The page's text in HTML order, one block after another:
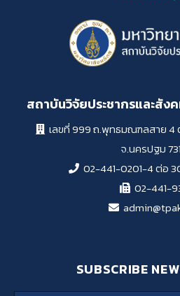
สถาบันวิจัยประชากรและสัง
เลขที่ 999 ถ.พุทธมณฑลสาย
จ.นครปฐม
02-441-0201-4 ต่อ
02-441-
SUBSCRIBE